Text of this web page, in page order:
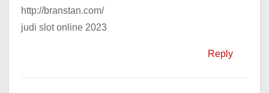
http://branstan.com/
judi slot online 2023
Reply